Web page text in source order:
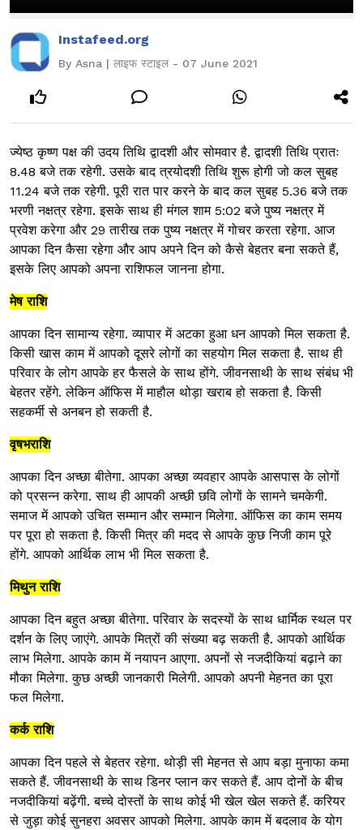
Instafeed.org
By Asna | लाइफ स्टाइल - 07 June 2021
ज्येष्ठ कृष्ण पक्ष की उदय तिथि द्वादशी और सोमवार है. द्वादशी तिथि प्रातः
8.48 बजे तक रहेगी. उसके बाद त्रयोदशी तिथि शुरू होगी जो कल सुबह
11.24 बजे तक रहेगी. पूरी रात पार करने के बाद कल सुबह 5.36 बजे तक
भरणी नक्षत्र रहेगा. इसके साथ ही मंगल शाम 5:02 बजे पुष्य नक्षत्र में
प्रवेश करेगा और 29 तारीख तक पुष्य नक्षत्र में गोचर करता रहेगा. आज
आपका दिन कैसा रहेगा और आप अपने दिन को कैसे बेहतर बना सकते हैं,
इसके लिए आपको अपना राशिफल जानना होगा.
मेष राशि
आपका दिन सामान्य रहेगा. व्यापार में अटका हुआ धन आपको मिल सकता है.
किसी खास काम में आपको दूसरे लोगों का सहयोग मिल सकता है. साथ ही
परिवार के लोग आपके हर फैसले के साथ होंगे. जीवनसाथी के साथ संबंध भी
बेहतर रहेंगे. लेकिन ऑफिस में माहौल थोड़ा खराब हो सकता है. किसी
सहकर्मी से अनबन हो सकती है.
वृषभराशि
आपका दिन अच्छा बीतेगा. आपका अच्छा व्यवहार आपके आसपास के लोगों
को प्रसन्न करेगा. साथ ही आपकी अच्छी छवि लोगों के सामने चमकेगी.
समाज में आपको उचित सम्मान और सम्मान मिलेगा. ऑफिस का काम समय
पर पूरा हो सकता है. किसी मित्र की मदद से आपके कुछ निजी काम पूरे
होंगे. आपको आर्थिक लाभ भी मिल सकता है.
मिथुन राशि
आपका दिन बहुत अच्छा बीतेगा. परिवार के सदस्यों के साथ धार्मिक स्थल पर
दर्शन के लिए जाएंगे. आपके मित्रों की संख्या बढ़ सकती है. आपको आर्थिक
लाभ मिलेगा. आपके काम में नयापन आएगा. अपनों से नजदीकियां बढ़ाने का
मौका मिलेगा. कुछ अच्छी जानकारी मिलेगी. आपको अपनी मेहनत का पूरा
फल मिलेगा.
कर्क राशि
आपका दिन पहले से बेहतर रहेगा. थोड़ी सी मेहनत से आप बड़ा मुनाफा कमा
सकते हैं. जीवनसाथी के साथ डिनर प्लान कर सकते हैं. आप दोनों के बीच
नजदीकियां बढ़ेंगी. बच्चे दोस्तों के साथ कोई भी खेल खेल सकते हैं. करियर
से जुड़ा कोई सुनहरा अवसर आपको मिलेगा. आपके काम में बदलाव के योग